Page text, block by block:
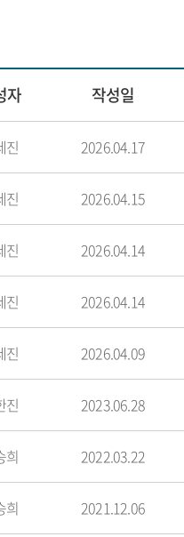
자 작성일
진 2026.04.17
진 2026.04.15
진 2026.04.14
진 2026.04.14
진 2026.04.09
진 2023.06.28
희 2022.03.22
희 2021.12.06